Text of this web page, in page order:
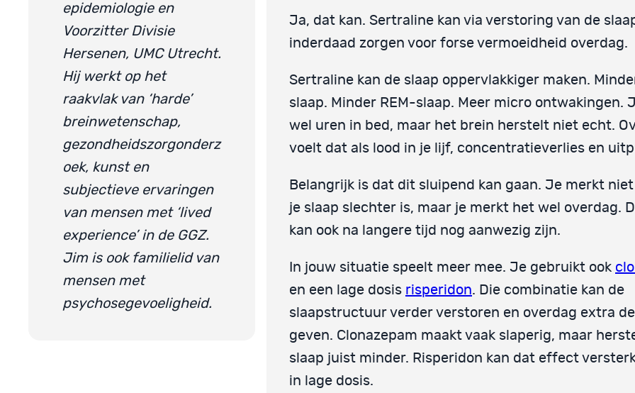
epidemiologie en
Voorzitter Divisie
Hersenen, UMC Utrecht.
Hij werkt op het
raakvlak van ‘harde’
breinwetenschap,
gezondheidszorgonderz
oek, kunst en
subjectieve ervaringen
van mensen met ‘lived
experience’ in de GGZ.
Jim is ook familielid van
mensen met
psychosegevoeligheid.
Ja, dat kan. Sertraline kan via verstoring van de
inderdaad zorgen voor forse vermoeidheid overdag.
Sertraline kan de slaap oppervlakkiger maken.
slaap. Minder REM-slaap. Meer micro ontwakingen.
wel uren in bed, maar het brein herstelt niet echt.
voelt dat als lood in je lijf, concentratieverlies en
Belangrijk is dat dit sluipend kan gaan. Je merkt
je slaap slechter is, maar je merkt het wel overdag.
kan ook na langere tijd nog aanwezig zijn.
In jouw situatie speelt meer mee. Je gebruikt ook
en een lage dosis risperidon. Die combinatie kan de
slaapstructuur verder verstoren en overdag extra
geven. Clonazepam maakt vaak slaperig, maar
slaap juist minder. Risperidon kan dat effect
in lage dosis.